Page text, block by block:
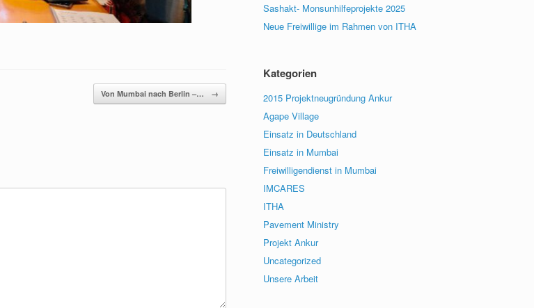
Von Mumbai nach Berlin –… →
Sashakt- Monsunhilfeprojekte 2025
Neue Freiwillige im Rahmen von ITHA
Kategorien
2015 Projektneugründung Ankur
Agape Village
Einsatz in Deutschland
Einsatz in Mumbai
Freiwilligendienst in Mumbai
IMCARES
ITHA
Pavement Ministry
Projekt Ankur
Uncategorized
Unsere Arbeit